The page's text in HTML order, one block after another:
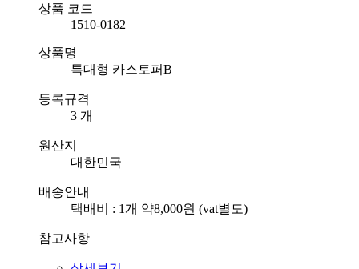
상품 코드
1510-0182
상품명
특대형 카스토퍼B
등록규격
3 개
원산지
대한민국
배송안내
택배비 : 1개 약8,000원 (vat별도)
참고사항